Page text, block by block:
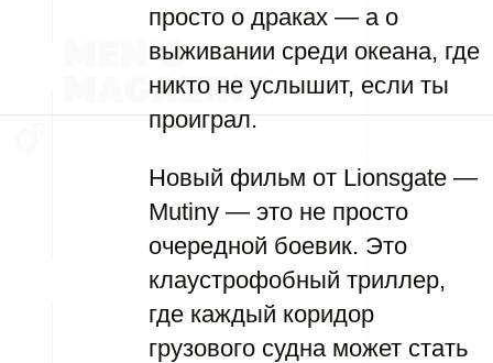
просто о драках — а о
выживании среди океана, где
никто не услышит, если ты
проиграл.
Новый фильм от Lionsgate —
Mutiny — это не просто
очередной боевик. Это
клаустрофобный триллер,
где каждый коридор
грузового судна может стать